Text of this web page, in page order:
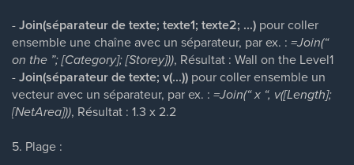
-Join(séparateur de texte; texte1; texte2; ...) pour coller
ensemble une chaîne avec un séparateur, par ex. : =Join(“
on the ”; [Category]; [Storey])), Résultat : Wall on the Level1
-Join(séparateur de texte; v(...)) pour coller ensemble un
vecteur avec un séparateur, par ex. : =Join(“ x “, v([Length];
[NetArea])), Résultat : 1.3 x 2.2
5. Plage :